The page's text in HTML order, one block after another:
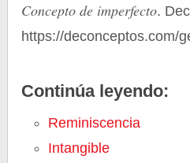
Concepto de imperfecto.
https://deconceptos.com/
Continúa leyendo:
Reminiscencia
Intangible